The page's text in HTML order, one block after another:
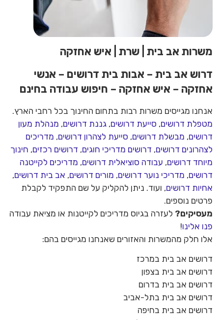
משרות אב בית | שרת | איש אחזקה
דרוש אב בית – אבות בית דרושים – אנשי
אחזקה – איש אחזקה – חיפוש עבודה בחינם
אנחנו מגייסים משרות רבות בתחום החינוך בכל רחבי הארץ.
מטפלת דרושים, סייעת דרושים, גננת דרושים, מנהלת מעון
דרושים, מבשלת דרושים, סייעת לצהרון דרושים, מדריכים
לצהרונים דרושים, דרושים מדריכי חוגים, דרושים רכזים, חינוך
מיוחד דרושים, עבודה סוציאלית דרושים, מדריכים לקייטנה
דרושים, מדריכי נוער דרושים, מורים דרושים, אב בית דרושים,
אחיות דרושים, ועוד. ניתן להקליק על שם התפקיד לקבלת
פרטים נוספים.
מעסיקים? לעזרה בגיוס מדריכים לקייטנות או מציאת עבודה
פנו אלינו!
אלו חלק מהמשרות והאזורים שאנחנו מגייסים בהם:
דרושים אב בית במרכז
דרושים אב בית בצפון
דרושים אב בית בדרום
דרושים אב בית בתל-אביב
דרושים אב בית בחיפה